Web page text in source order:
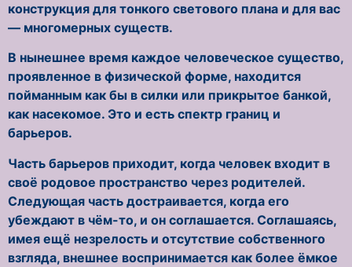
конструкция для тонкого светового плана и для вас
— многомерных существ.
В нынешнее время каждое человеческое существо,
проявленное в физической форме, находится
пойманным как бы в силки или прикрытое банкой,
как насекомое. Это и есть спектр границ и
барьеров.
Часть барьеров приходит, когда человек входит в
своё родовое пространство через родителей.
Следующая часть достраивается, когда его
убеждают в чём-то, и он соглашается. Соглашаясь,
имея ещё незрелость и отсутствие собственного
взгляда, внешнее воспринимается как более ёмкое